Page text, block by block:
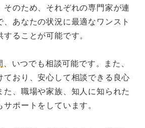
そのため、それぞれの専門家が連
、あなたの状況に最適なワンスト
ることが可能です。
、いつでも相談可能です。また、
ており、安心して相談できる良心
た、職場や家族、知人に知られた
サポートをしています。